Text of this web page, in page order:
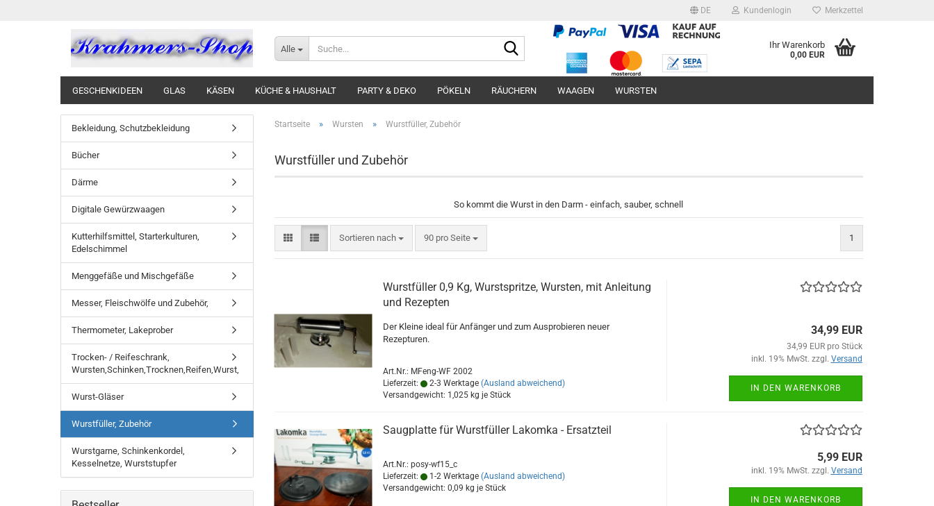
DE Kundenlogin Merkzettel
Alle
select language above
Ihr Warenkorb
0,00 EUR
GESCHENKIDEEN GLAS KÄSEN KÜCHE & HAUSHALT PARTY & DEKO PÖKELN RÄUCHERN WAAGEN WURSTEN
Startseite » Wursten » Wurstfüller, Zubehör
Wurstfüller und Zubehör
So kommt die Wurst in den Darm - einfach, sauber, schnell
Sortieren nach
Sortieren nach 90 pro Seite
pro Seite 1
Wurstfüller 0,9 Kg, Wurstspritze, Wursten, mit Anleitung
und Rezepten
Der Kleine ideal für Anfänger und zum Ausprobieren neuer
Rezepturen.
Art.Nr.: MFeng-WF 2002
Lieferzeit:
2-3 Werktage (Ausland abweichend)
Versandgewicht: 1,025kg je Stück
34,99 EUR
34,99 EUR pro Stück
inkl. 19% MwSt. zzgl. Versand
IN DEN WARENKORB
Saugplatte für Wurstfüller Lakomka - Ersatzteil
Art.Nr.: posy-wf15_c
Lieferzeit:
1-2 Werktage (Ausland abweichend)
Versandgewicht: 0,09 kg je Stück
5,99 EUR
inkl. 19% MwSt. zzgl. Versand
IN DEN WARENKORB
Bekleidung, Schutzbekleidung
Bücher
Därme
Digitale Gewürzwaagen
Kutterhilfsmittel, Starterkulturen,
Edelschimmel
Menggefäße und Mischgefäße
Messer, Fleischwölfe und Zubehör,
Thermometer, Lakeprober
Trocken- / Reifeschrank,
Wursten,Schinken,Trocknen,Reifen,Wurst,
Wurst-Gläser
Wurstfüller, Zubehör
Wurstgarne, Schinkenkordel,
Kesselnetze, Wurststupfer